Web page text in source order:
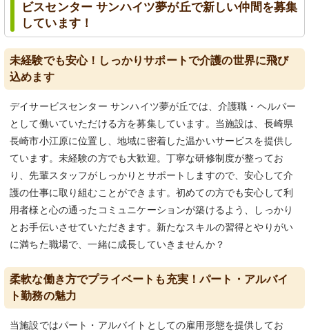
ビスセンター サンハイツ夢が丘で新しい仲間を募集
しています！
未経験でも安心！しっかりサポートで介護の世界に飛び
込めます
デイサービスセンター サンハイツ夢が丘では、介護職・ヘルパー
として働いていただける方を募集しています。当施設は、長崎県
長崎市小江原に位置し、地域に密着した温かいサービスを提供し
ています。未経験の方でも大歓迎。丁寧な研修制度が整ってお
り、先輩スタッフがしっかりとサポートしますので、安心して介
護の仕事に取り組むことができます。初めての方でも安心して利
用者様と心の通ったコミュニケーションが築けるよう、しっかり
とお手伝いさせていただきます。新たなスキルの習得とやりがい
に満ちた職場で、一緒に成長していきませんか？
柔軟な働き方でプライベートも充実！パート・アルバイ
ト勤務の魅力
当施設ではパート・アルバイトとしての雇用形態を提供してお